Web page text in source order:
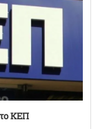
το ΚΕΠ